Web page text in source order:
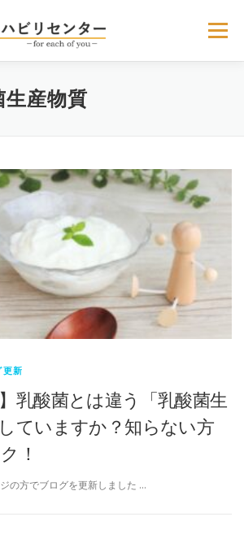
メニュー
選ばれる理由
生産物質
更新
乳酸菌とは違う「乳酸菌生
ていますか？知らない方
！
の方でブログを更新しました …